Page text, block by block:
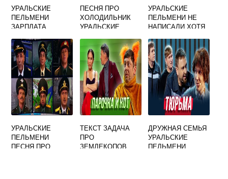
УРАЛЬСКИЕ
ПЕЛЬМЕНИ
ЗАРПЛАТА
ПЕСНЯ ПРО
ХОЛОДИЛЬНИК
УРАЛЬСКИЕ
УРАЛЬСКИЕ
ПЕЛЬМЕНИ НЕ
НАПИСАЛИ ХОТЯ
УРАЛЬСКИЕ
ПЕЛЬМЕНИ
ПЕСНЯ ПРО
ТЕКСТ ЗАДАЧА
ПРО
ЗЕМЛЕКОПОВ
ДРУЖНАЯ СЕМЬЯ
УРАЛЬСКИЕ
ПЕЛЬМЕНИ